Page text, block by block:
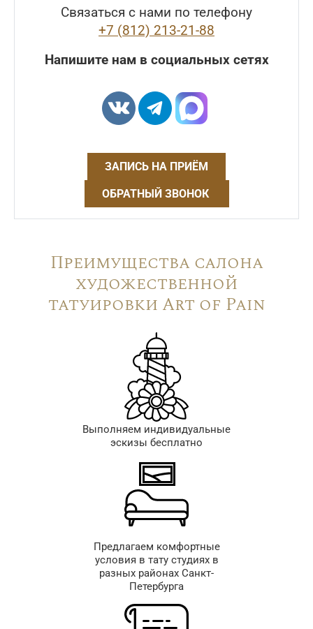
Связаться с нами по телефону
+7 (812) 213-21-88
Напишите нам в социальных сетях
ЗАПИСЬ НА ПРИЁМ
ОБРАТНЫЙ ЗВОНОК
Преимущества салона
художественной
татуировки Art of Pain
Выполняем индивидуальные
эскизы бесплатно
Предлагаем комфортные
условия в тату студиях в
разных районах Санкт-
Петербурга